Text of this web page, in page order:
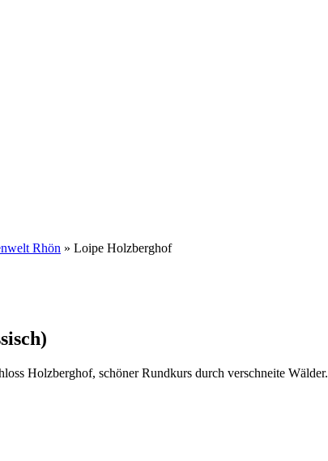
Rhön » Loipe Holzberghof
Holzberghof, schöner Rundkurs durch verschneite Wälder.